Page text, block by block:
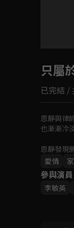
只屬
已完結 /
恩靜與律
也漸漸冷
恩靜發現
同時，
愛情
參與演員
李敏英